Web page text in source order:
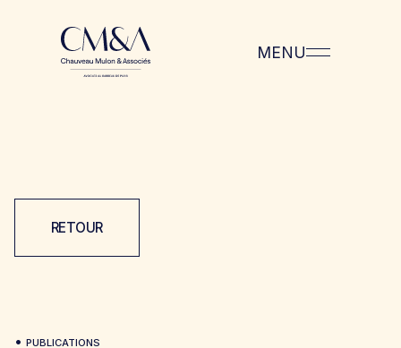
MENU
RETOUR
• PUBLICATIONS